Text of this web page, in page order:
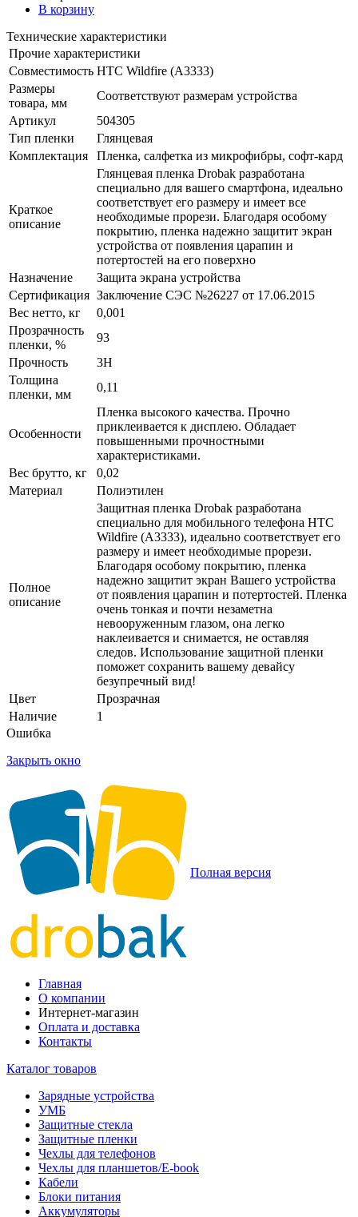
В корзину
Технические характеристики
Прочие характеристики
Совместимость HTC Wildfire (A3333)
Размеры
товара, мм
Соответствуют размерам устройства
Артикул
504305
Тип пленки
Глянцевая
Комплектация
Пленка, салфетка из микрофибры, софт-кард
Краткое
описание
Глянцевая пленка Drobak разработана
специально для вашего смартфона, идеально
соответствует его размеру и имеет все
необходимые прорези. Благодаря особому
покрытию, пленка надежно защитит экран
устройства от появления царапин и
потертостей на его поверхно
Назначение
Защита экрана устройства
Сертификация Заключение СЭС №26227 от 17.06.2015
Вес нетто, кг
0,001
Прозрачность
пленки, %
93
Прочность
3H
Толщина
пленки, мм
0,11
Особенности
Пленка высокого качества. Прочно
приклеивается к дисплею. Обладает
повышенными прочностными
характеристиками.
Вес брутто, кг
0,02
Материал
Полиэтилен
Полное
описание
Защитная пленка Drobak разработана
специально для мобильного телефона HTC
Wildfire (A3333), идеально соответствует его
размеру и имеет необходимые прорези.
Благодаря особому покрытию, пленка
надежно защитит экран Вашего устройства
от появления царапин и потертостей. Пленка
очень тонкая и почти незаметна
невооруженным глазом, она легко
наклеивается и снимается, не оставляя
следов. Использование защитной пленки
поможет сохранить вашему девайсу
безупречный вид!
Цвет
Прозрачная
Наличие
1
Ошибка
Закрыть окно
Полная версия
Главная
О компании
Интернет-магазин
Оплата и доставка
Контакты
Каталог товаров
Зарядные устройства
УМБ
Защитные стекла
Защитные пленки
Чехлы для телефонов
Чехлы для планшетов/E-book
Кабели
Блоки питания
Аккумуляторы